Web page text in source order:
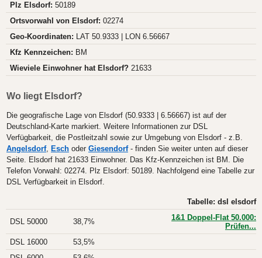
Plz Elsdorf: 50189
Ortsvorwahl von Elsdorf: 02274
Geo-Koordinaten: LAT 50.9333 | LON 6.56667
Kfz Kennzeichen: BM
Wieviele Einwohner hat Elsdorf? 21633
Wo liegt Elsdorf?
Die geografische Lage von Elsdorf (50.9333 | 6.56667) ist auf der
Deutschland-Karte markiert. Weitere Informationen zur DSL
Verfügbarkeit, die Postleitzahl sowie zur Umgebung von Elsdorf - z.B.
Angelsdorf, Esch oder Giesendorf- finden Sie weiter unten auf dieser
Seite. Elsdorf hat 21633 Einwohner. Das Kfz-Kennzeichen ist BM. Die
Telefon Vorwahl: 02274. Plz Elsdorf: 50189. Nachfolgend eine Tabelle zur
DSL Verfügbarkeit in Elsdorf.
Tabelle: dsl elsdorf
DSL 50000 38,7%
1&1 Doppel-Flat 50.000:
Prüfen...
DSL 16000
53,5%